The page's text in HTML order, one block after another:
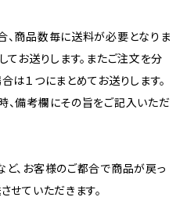
商品数毎に送料が必要となりま
てお送りします。またご注文を分
は１つにまとめてお送りします。
備考欄にその旨をご記入いただ
、お客様のご都合で商品が戻っ
せていただきます。